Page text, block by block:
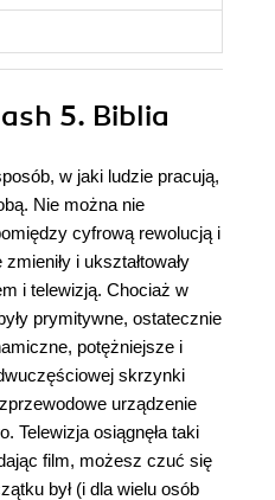
5. Biblia
w jaki ludzie pracują,
Nie można nie
cyfrową rewolucją i
i ukształtowały
i telewizją. Chociaż w
prymitywne, ostatecznie
potężniejsze i
skrzynki
urządzenie
Telewizja osiągnęła taki
film, możesz czuć się
był (i dla wielu osób